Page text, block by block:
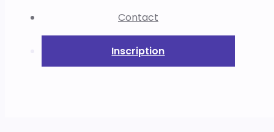
Contact
Inscription